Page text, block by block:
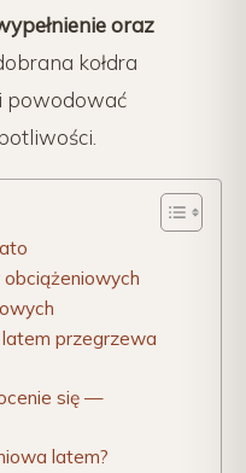
oraz
kołdra
powodować
latem przegrzewa
się —
latem?